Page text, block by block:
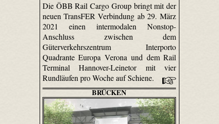
Die ÖBB Rail Cargo Group bringt mit der
neuen TransFER Verbindung ab 29. März
2021 einen intermodalen Nonstop-
Anschluss zwischen dem
Güterverkehrszentrum Interporto
Quadrante Europa Verona und dem Rail
Terminal Hannover-Leinetor mit vier
Rundläufen pro Woche auf Schiene.
BRÜCKEN